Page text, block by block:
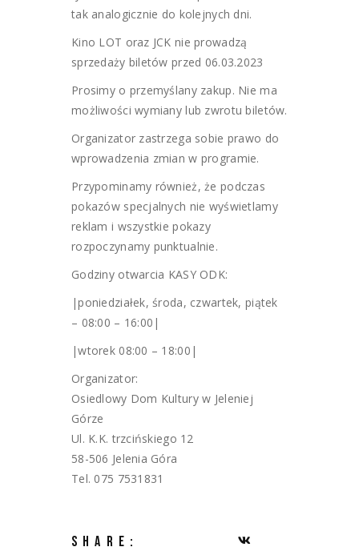
tak analogicznie do kolejnych dni.
Kino LOT oraz JCK nie prowadzą
sprzedaży biletów przed 06.03.2023
Prosimy o przemyślany zakup. Nie ma
możliwości wymiany lub zwrotu biletów.
Organizator zastrzega sobie prawo do
wprowadzenia zmian w programie.
Przypominamy również, że podczas
pokazów specjalnych nie wyświetlamy
reklam i wszystkie pokazy
rozpoczynamy punktualnie.
Godziny otwarcia KASY ODK:
|poniedziałek, środa, czwartek, piątek
– 08:00 – 16:00|
|wtorek 08:00 – 18:00|
Organizator:
Osiedlowy Dom Kultury w Jeleniej
Górze
Ul. K.K. trzcińskiego 12
58-506 Jelenia Góra
Tel. 075 7531831
SHARE: